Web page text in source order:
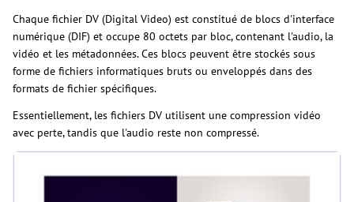
Chaque fichier DV (Digital Video) est constitué de blocs d'interface
numérique (DIF) et occupe 80 octets par bloc, contenant l'audio, la
vidéo et les métadonnées. Ces blocs peuvent être stockés sous
forme de fichiers informatiques bruts ou enveloppés dans des
formats de fichier spécifiques.
Essentiellement, les fichiers DV utilisent une compression vidéo
avec perte, tandis que l'audio reste non compressé.